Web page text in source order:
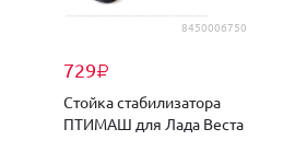
8450006750
729₽
Стойка стабилизатора
ПТИМАШ для Лада Веста